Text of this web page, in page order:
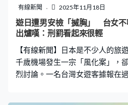
巴變形蟲感染，導致視力缺失，
若果傷口結疤，視力都冇可能百
形眼鏡絕非普通商品 須專業驗
不同，鏡片貼近角膜，度數通常
有線新聞 2025年11月18日
遊日遭男安檢「搣胸」 台女
出爐嘆：刑罰看起來很輕
【有線新聞】日本是不少人的旅
千歲機場發生一宗「風化案」，
烈討論。一名台灣女遊客據報在